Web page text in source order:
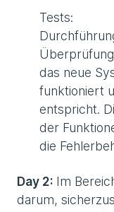
Tests:
das neue
funktioniert
entspricht.
der
die
Day 2: Im
darum,